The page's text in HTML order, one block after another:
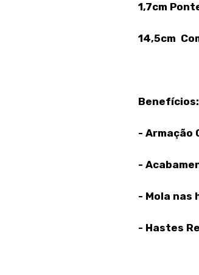
1,7cm
14,5cm
Benefícios:
- Armação
-
- Mola nas
- Hastes